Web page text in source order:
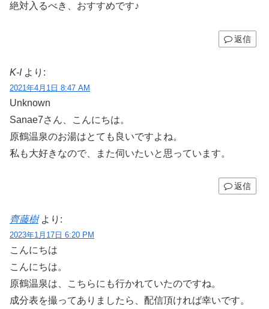
絶対入るべき、おすすめです♪
返信
K-I より:
2021年4月1日 8:47 AM
Unknown
Sanae7さん、こんにちは。
原鶴温泉のお湯はとても良いですよね。
私も大好きなので、また伺いたいと思っています。
返信
齊藤樹 より:
2023年1月17日 6:20 PM
こんにちは
こんにちは。
原鶴温泉は、こちらにも行かれていたのですね。
成分表を撮ってありましたら、配信頂ければ幸いです。